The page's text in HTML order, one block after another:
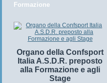
Formazione
Organo della Confsport
Italia A.S.D.R. preposto
alla Formazione e agli
Stage